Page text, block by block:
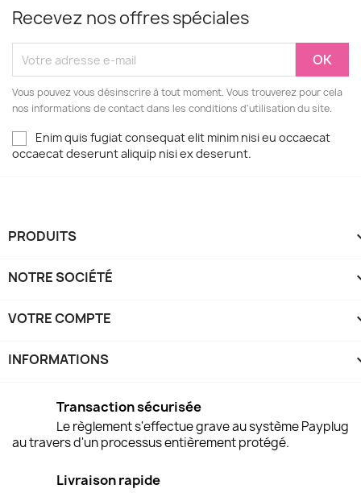
Recevez nos offres spéciales
Vous pouvez vous désinscrire à tout moment. Vous trouverez pour cela
nos informations de contact dans les conditions d'utilisation du site.
Enim quis fugiat consequat elit minim nisi eu occaecat
occaecat deserunt aliquip nisi ex deserunt.
PRODUITS
NOTRE SOCIÉTÉ
VOTRE COMPTE
INFORMATIONS
Transaction sécurisée
Le règlement s'effectue grave au système Payplug
au travers d'un processus entièrement protégé.
Livraison rapide